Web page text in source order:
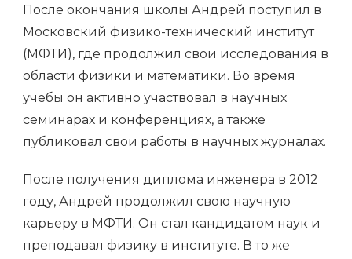
После окончания школы Андрей поступил в
Московский физико-технический институт
(МФТИ), где продолжил свои исследования в
области физики и математики. Во время
учебы он активно участвовал в научных
семинарах и конференциях, а также
публиковал свои работы в научных журналах.
После получения диплома инженера в 2012
году, Андрей продолжил свою научную
карьеру в МФТИ. Он стал кандидатом наук и
преподавал физику в институте. В то же